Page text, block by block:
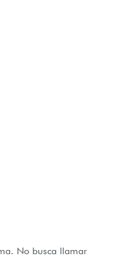
No busca llamar